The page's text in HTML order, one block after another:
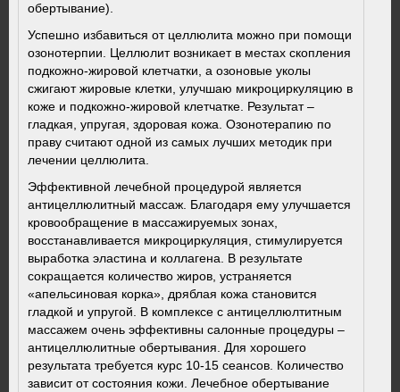
обертывание).
Успешно избавиться от целлюлита можно при помощи
озонотерпии. Целлюлит возникает в местах скопления
подкожно-жировой клетчатки, а озоновые уколы
сжигают жировые клетки, улучшаю микроциркуляцию в
коже и подкожно-жировой клетчатке. Результат –
гладкая, упругая, здоровая кожа. Озонотерапию по
праву считают одной из самых лучших методик при
лечении целлюлита.
Эффективной лечебной процедурой является
антицеллюлитный массаж. Благодаря ему улучшается
кровообращение в массажируемых зонах,
восстанавливается микроциркуляция, стимулируется
выработка эластина и коллагена. В результате
сокращается количество жиров, устраняется
«апельсиновая корка», дряблая кожа становится
гладкой и упругой. В комплексе с антицеллюлтитным
массажем очень эффективны салонные процедуры –
антицеллюлитные обертывания. Для хорошего
результата требуется курс 10-15 сеансов. Количество
зависит от состояния кожи. Лечебное обертывание